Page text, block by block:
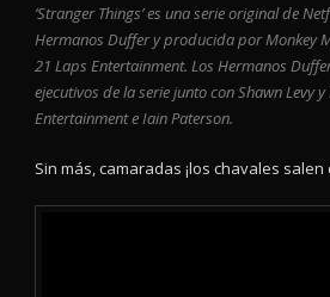
‘Stranger Things’ es una serie original de
Hermanos Duffer y producida por Monkey
21 Laps Entertainment. Los Hermanos
ejecutivos de la serie junto con Shawn Levy
Entertainment e Iain Paterson.
Sin más, camaradas ¡los chavales salen